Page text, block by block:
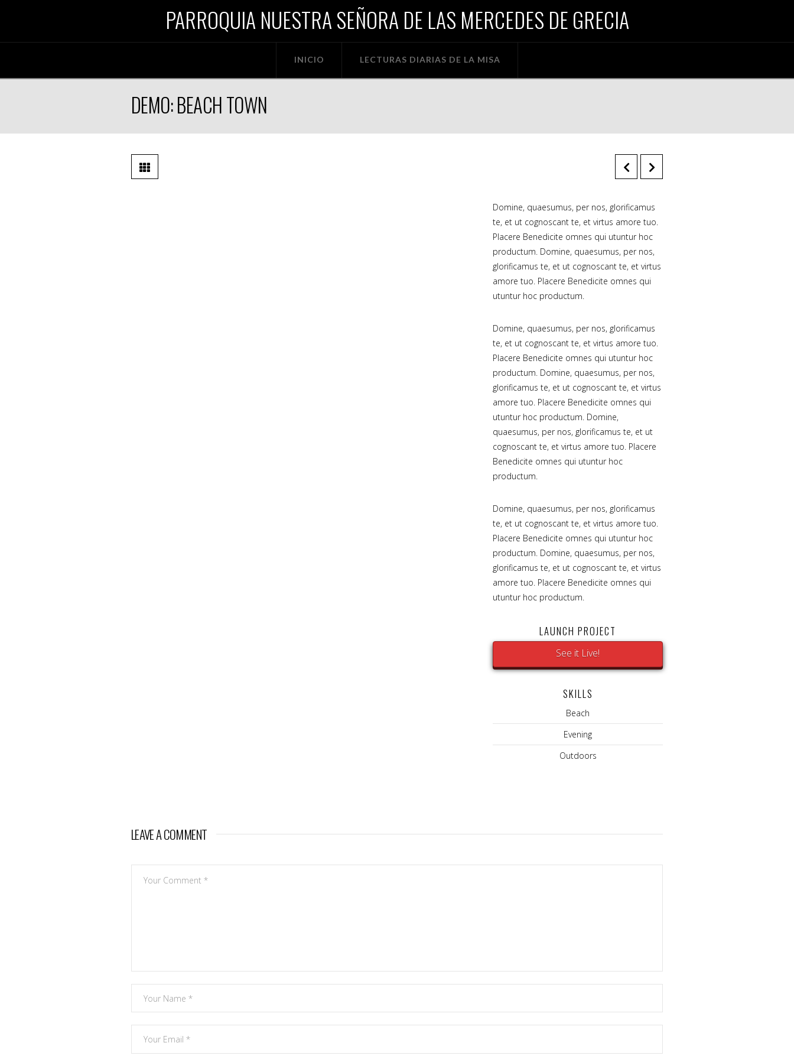
PARROQUIA NUESTRA SEÑORA DE LAS MERCEDES DE GRECIA
INICIO LECTURAS DIARIAS DE LA MISA
DEMO: BEACH TOWN
Domine, quaesumus, per nos, glorificamus
te, et ut cognoscant te, et virtus amore tuo.
Placere Benedicite omnes qui utuntur hoc
productum. Domine, quaesumus, per nos,
glorificamus te, et ut cognoscant te, et virtus
amore tuo. Placere Benedicite omnes qui
utuntur hoc productum.
Domine, quaesumus, per nos, glorificamus
te, et ut cognoscant te, et virtus amore tuo.
Placere Benedicite omnes qui utuntur hoc
productum. Domine, quaesumus, per nos,
glorificamus te, et ut cognoscant te, et virtus
amore tuo. Placere Benedicite omnes qui
utuntur hoc productum. Domine,
quaesumus, per nos, glorificamus te, et ut
cognoscant te, et virtus amore tuo. Placere
Benedicite omnes qui utuntur hoc
productum.
Domine, quaesumus, per nos, glorificamus
te, et ut cognoscant te, et virtus amore tuo.
Placere Benedicite omnes qui utuntur hoc
productum. Domine, quaesumus, per nos,
glorificamus te, et ut cognoscant te, et virtus
amore tuo. Placere Benedicite omnes qui
utuntur hoc productum.
LAUNCH PROJECT
See it Live!
SKILLS
Beach
Evening
Outdoors
LEAVE A COMMENT